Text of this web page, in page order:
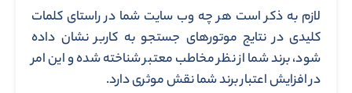
لازم به ذکر است هر چه وب سایت شما در راستای کلمات
کلیدی در نتایج موتورهای جستجو به کاربر نشان داده
شود، برند شما از نظر مخاطب معتبر شناخته شده و این امر
در افزایش اعتبار برند شما نقش موثری دارد.